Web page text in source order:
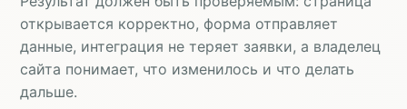
открывается корректно, форма отправляет
данные, интеграция не теряет заявки, а владелец
сайта понимает, что изменилось и что делать
дальше.